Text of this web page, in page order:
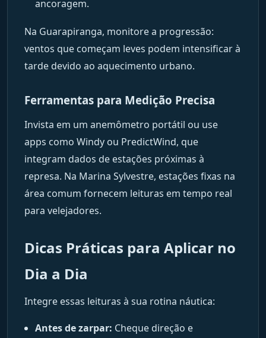
ancoragem.
Na Guarapiranga, monitore a progressão:
ventos que começam leves podem intensificar à
tarde devido ao aquecimento urbano.
Ferramentas para Medição Precisa
Invista em um anemômetro portátil ou use
apps como Windy ou PredictWind, que
integram dados de estações próximas à
represa. Na Marina Sylvestre, estações fixas na
área comum fornecem leituras em tempo real
para velejadores.
Dicas Práticas para Aplicar no
Dia a Dia
Integre essas leituras à sua rotina náutica:
Antes de zarpar: Cheque direção e